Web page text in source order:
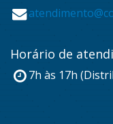
Horário de
7h às 17h